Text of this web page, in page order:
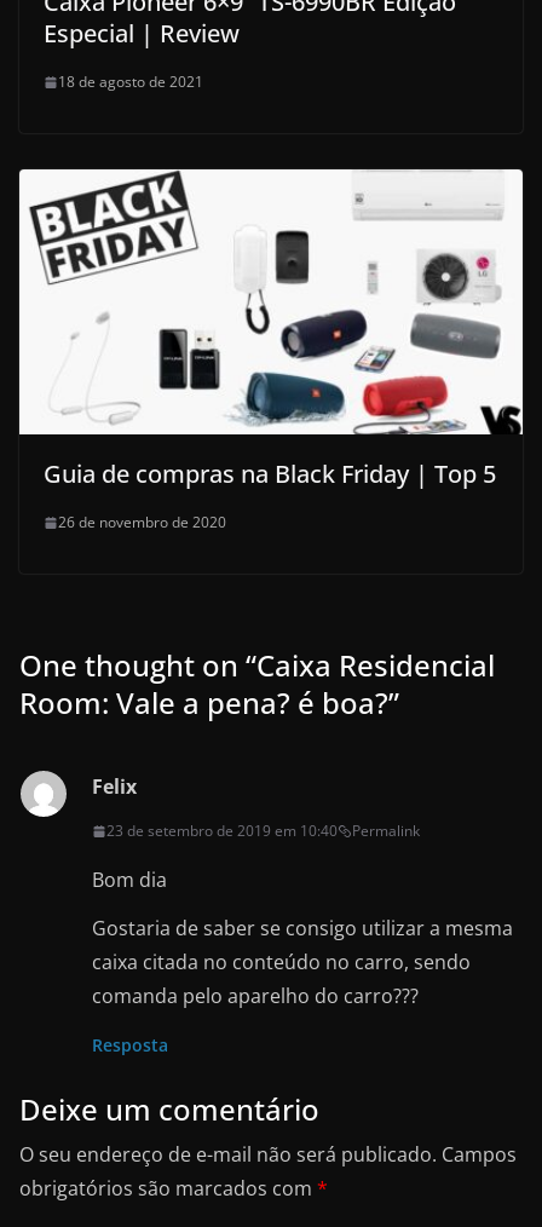
Especial | Review
18 de agosto de 2021
Guia de compras na Black Friday | Top 5
26 de novembro de 2020
One thought on “Caixa Residencial
Room: Vale a pena? é boa?”
Felix
23 de setembro de 2019 em 10:40 Permalink
Bom dia
Gostaria de saber se consigo utilizar a mesma
caixa citada no conteúdo no carro, sendo
comanda pelo aparelho do carro???
Resposta
Deixe um comentário
O seu endereço de e-mail não será publicado. Campos
obrigatórios são marcados com *